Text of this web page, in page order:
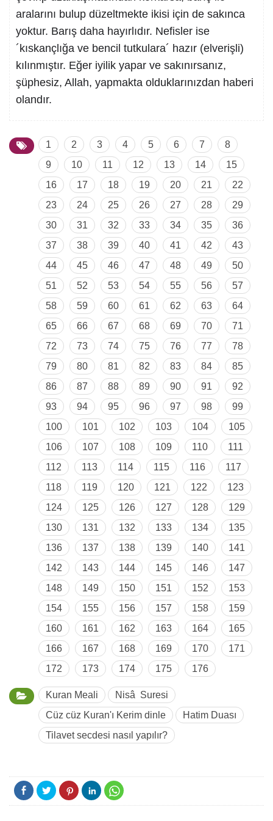
aralarını bulup düzeltmekte ikisi için de sakınca
yoktur. Barış daha hayırlıdır. Nefisler ise
´kıskançlığa ve bencil tutkulara´ hazır (elverişli)
kılınmıştır. Eğer iyilik yapar ve sakınırsanız,
şüphesiz, Allah, yapmakta olduklarınızdan haberi
olandır.
1 2 3 4 5 6 7
8
9
10 11 12 13 14
15
16
17 18 19 20 21
22
23
24 25 26 27 28
29
30
31 32 33 34 35
36
37
38 39 40 41 42
43
44
45 46 47 48 49
50
51
52 53 54 55 56
57
58
59 60 61 62 63
64
65
66 67 68 69 70
71
72
73 74 75 76 77
78
79
80 81 82 83 84
85
86
87 88 89 90 91
92
93
94 95 96 97 98
99
100
101 102 103 104
105
106
107 108 109 110
111
112
113 114 115 116
117
118
119 120 121 122
123
124
125 126 127 128
129
130
131 132 133 134
135
136
137 138 139 140
141
142
143 144 145 146
147
148
149 150 151 152
153
154
155 156 157 158
159
160
161 162 163 164
165
166
167 168 169 170
171
172
173 174 175 176
Kuran Meali
Nisâ Suresi
Cüz cüz Kuran'ı Kerim dinle
Hatim Duası
Tilavet secdesi nasıl yapılır?